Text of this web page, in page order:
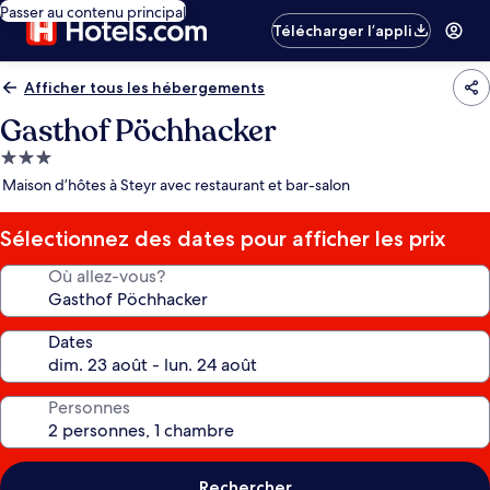
Passer au contenu principal
Télécharger l’appli
Afficher tous les hébergements
Gasthof Pöchhacker
Hébergement
3.0 étoiles
Maison d’hôtes à Steyr avec restaurant et bar-salon
Sélectionnez des dates pour afficher les prix
Où allez-vous?
Dates
Personnes